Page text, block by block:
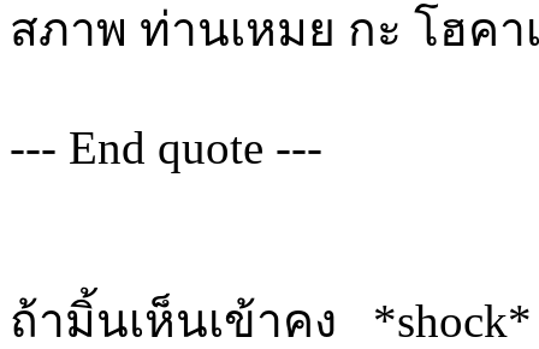
สภาพ ท่านเหมย กะ โฮคา
--- End quote ---
ถ้ามิ้นเห็นเข้าคง